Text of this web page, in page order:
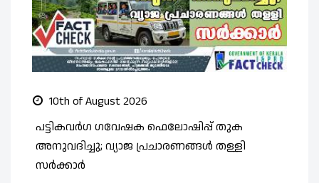
10th of August 2026
പട്ടികവർഗ ഗവേഷക ഫെലോഷിപ്പ് തുക
അനുവദിച്ചു; വ്യാജ പ്രചാരണങ്ങൾ തള്ളി
സർക്കാർ